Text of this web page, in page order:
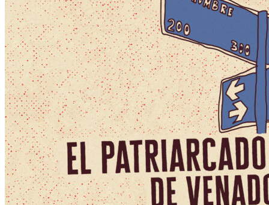
Escriben & participan
Actualidad y sociedad
Educación
Literatura
Filosofía